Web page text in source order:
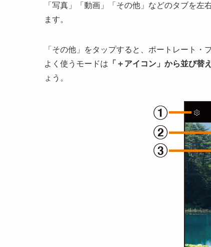
「写真」「動画」「その他」などのタブを
ます。
「その他」をタップすると、ポートレート・
よく使うモードは 「＋アイコン」から並び替
ょう。